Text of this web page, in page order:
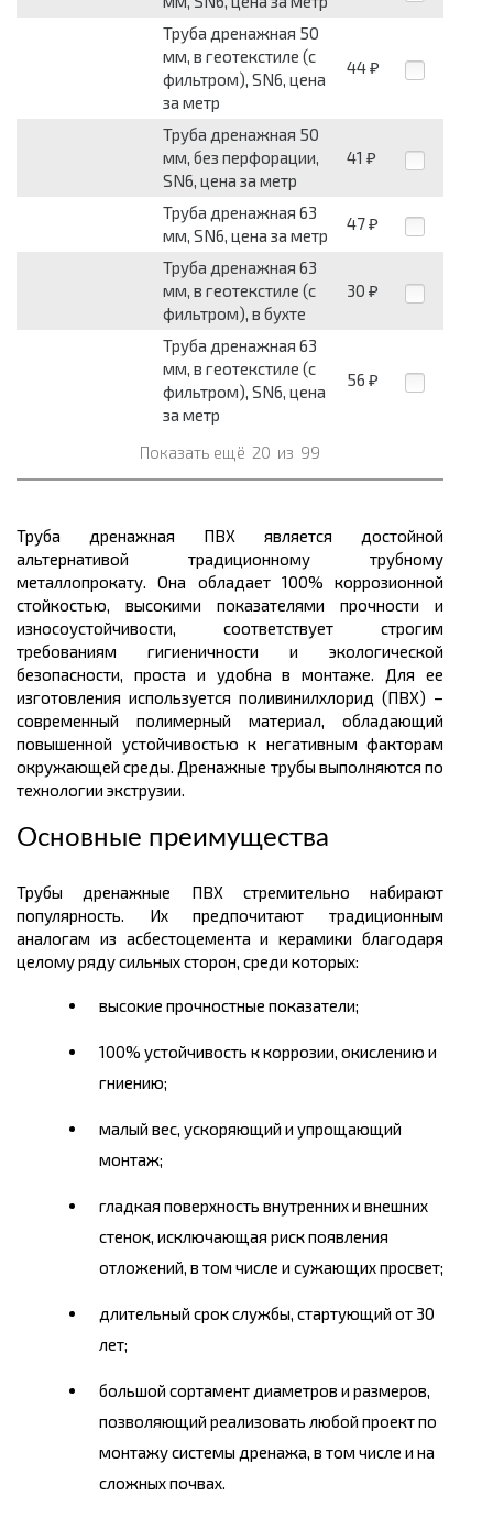
Труба дренажная 50
мм, в геотекстиле (с
фильтром), SN6, цена
за метр
44 ₽
Труба дренажная 50
мм, без перфорации,
SN6, цена за метр
41 ₽
Труба дренажная 63
мм, SN6, цена за метр
47 ₽
Труба дренажная 63
мм, в геотекстиле (с
фильтром), в бухте
30 ₽
Труба дренажная 63
мм, в геотекстиле (с
фильтром), SN6, цена
за метр
56 ₽
Показать ещё 20 из 99
Труба дренажная ПВХ является достойной
альтернативой традиционному трубному
металлопрокату. Она обладает 100% коррозионной
стойкостью, высокими показателями прочности и
износоустойчивости, соответствует строгим
требованиям гигиеничности и экологической
безопасности, проста и удобна в монтаже. Для ее
изготовления используется поливинилхлорид (ПВХ) –
современный полимерный материал, обладающий
повышенной устойчивостью к негативным факторам
окружающей среды. Дренажные трубы выполняются по
технологии экструзии.
Основные преимущества
Трубы дренажные ПВХ стремительно набирают
популярность. Их предпочитают традиционным
аналогам из асбестоцемента и керамики благодаря
целому ряду сильныхсторон, среди которых:
высокие прочностные показатели;
100% устойчивость к коррозии, окислению и
гниению;
малый вес, ускоряющий и упрощающий
монтаж;
гладкая поверхность внутренних и внешних
стенок, исключающая риск появления
отложений, в том числе и сужающих просвет;
длительный срок службы, стартующий от 30
лет;
большой сортамент диаметров и размеров,
позволяющий реализовать любой проект по
монтажу системы дренажа, в том числе и на
сложных почвах.